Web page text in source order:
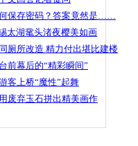
保存密码？答案竟然是……
太湖鼋头渚夜樱美如画
厕所改造 精力付出堪比建楼
前幕后的“精彩瞬间”
客上桥“魔性”起舞
废弃玉石拼出精美画作